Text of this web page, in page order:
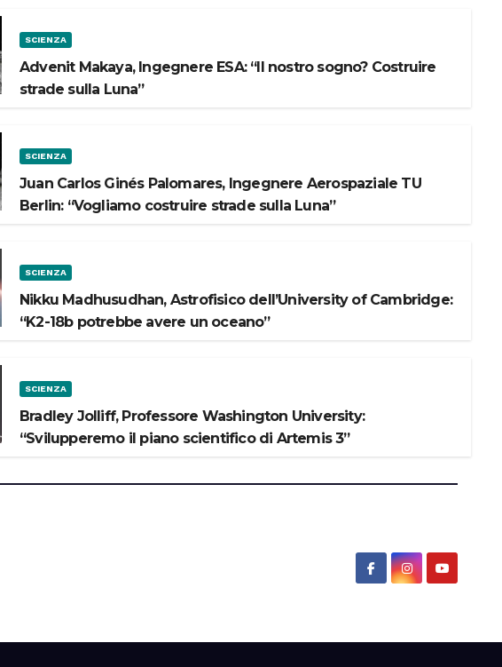
SCIENZA
Advenit Makaya, Ingegnere ESA: “Il nostro sogno? Costruire
strade sulla Luna”
SCIENZA
Juan Carlos Ginés Palomares, Ingegnere Aerospaziale TU
Berlin: “Vogliamo costruire strade sulla Luna”
SCIENZA
Nikku Madhusudhan, Astrofisico dell’University of Cambridge:
“K2-18b potrebbe avere un oceano”
SCIENZA
Bradley Jolliff, Professore Washington University:
“Svilupperemo il piano scientifico di Artemis 3”